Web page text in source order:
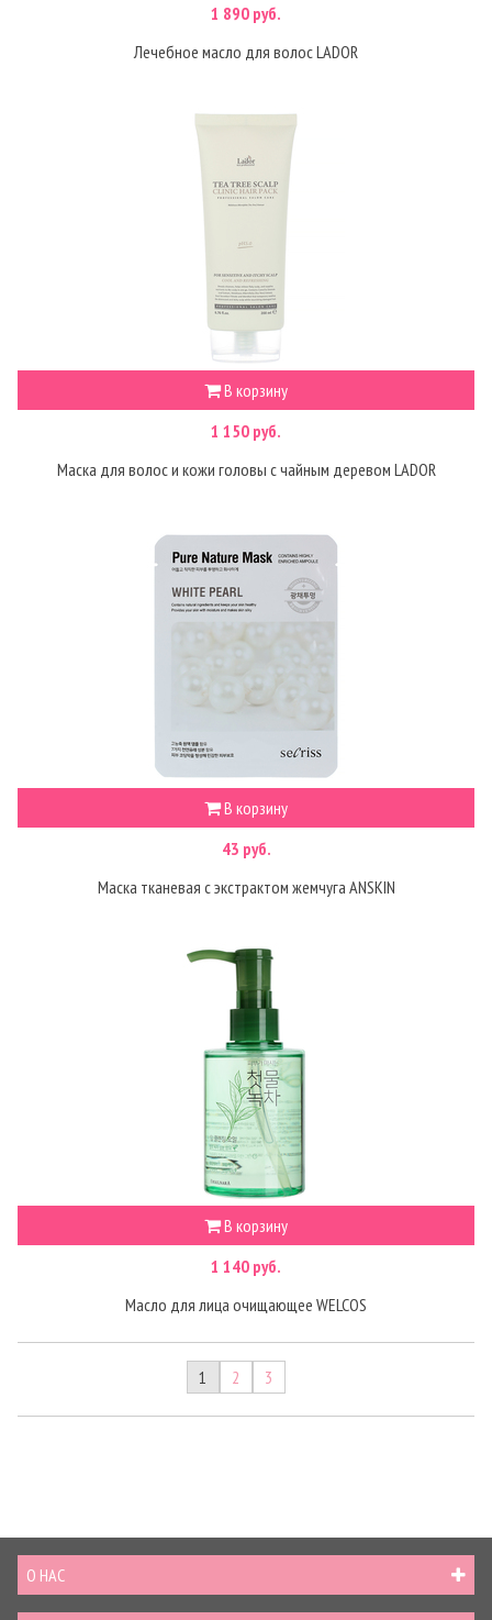
1 890 руб.
Лечебное масло для волос LADOR
В корзину
1 150 руб.
Маска для волос и кожи головы с чайным деревом LADOR
В корзину
43 руб.
Маска тканевая с экстрактом жемчуга ANSKIN
В корзину
1 140 руб.
Масло для лица очищающее WELCOS
1 2 3
О НАС